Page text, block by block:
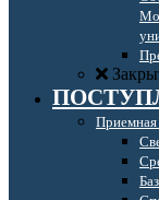
Приемная